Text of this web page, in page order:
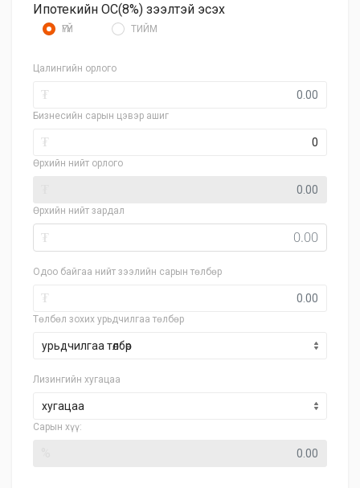
Ипотекийн ОС(8%) зээлтэй эсэх
ҮГҮЙ ТИЙМ
Цалингийн орлого
₮
Бизнесийн сарын цэвэр ашиг
₮
Өрхийн нийт орлого
Өрхийн нийт зардал
₮
Одоо байгаа нийт зээлийн сарын төлбөр
₮
Төлбөл зохих урьдчилгаа төлбөр
Лизингийн хугацаа
хугацаа
Сарын хүү: